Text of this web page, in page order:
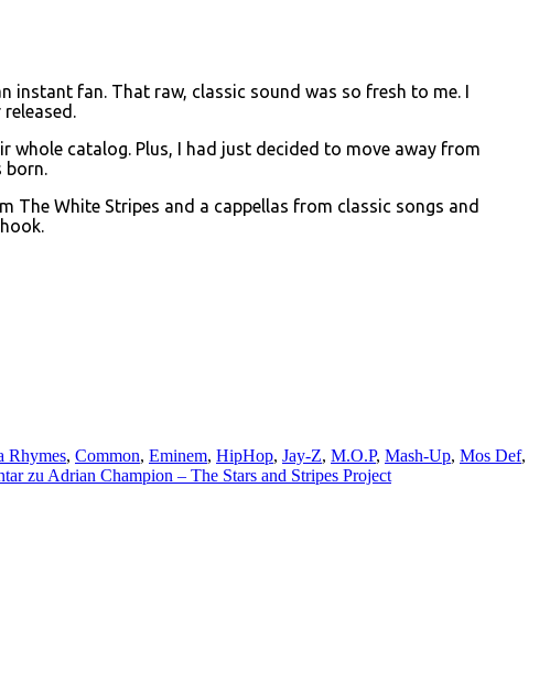
instant fan. That raw, classic sound was so fresh to me. I
whole catalog. Plus, I had just decided to move away from
White Stripes and a cappellas from classic songs and
Rhymes, Common, Eminem, HipHop, Jay-Z, M.O.P, Mash-Up, Mos Def,
zu Adrian Champion – The Stars and Stripes Project